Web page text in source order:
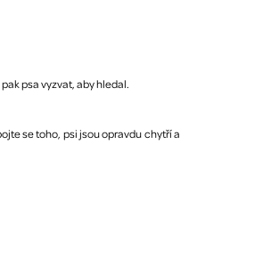
psa vyzvat, aby hledal.
se toho, psi jsou opravdu chytří a